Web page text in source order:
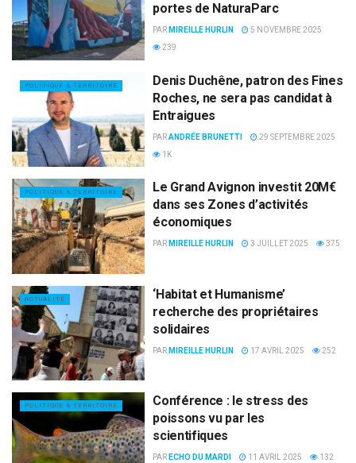
portes de NaturaParc
PAR MIREILLE HURLIN
5 NOVEMBRE 2025
239
POLITIQUE & TERRITOIRE
Denis Duchêne, patron des Fines
Roches, ne sera pas candidat à
Entraigues
PARANDRÉE BRUNETTI
29 SEPTEMBRE 2025
1K
POLITIQUE & TERRITOIRE
Le Grand Avignon investit 20M€
dans ses Zones d’activités
économiques
PAR MIREILLE HURLIN 3 JUILLET 2025 375
ACTUALITÉ
‘Habitat et Humanisme’
recherche des propriétaires
solidaires
PAR MIREILLE HURLIN 17 AVRIL 2025 252
POLITIQUE & TERRITOIRE
Conférence : le stress des
poissons vu par les
scientifiques
PAR ECHO DU MARDI 11 AVRIL 2025 132